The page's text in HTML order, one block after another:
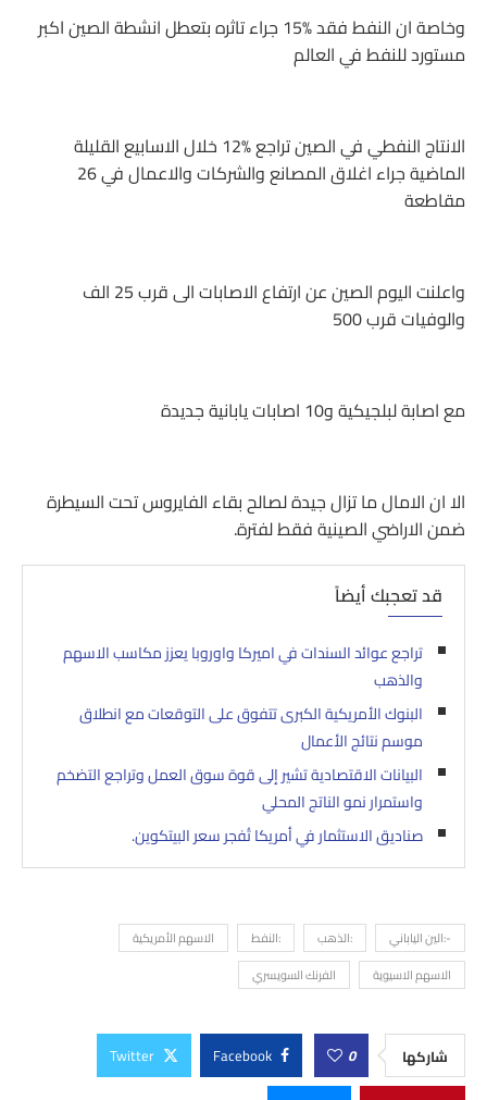
وخاصة ان النفط فقد 15‎%‎ جراء تاثره بتعطل انشطة الصين اكبر
مستورد للنفط في العالم
الانتاج النفطي في الصين تراجع 12‎%‎ خلال الاسابيع القليلة
الماضية جراء اغلاق المصانع والشركات والاعمال في 26
مقاطعة
واعلنت اليوم الصين عن ارتفاع الاصابات الى قرب 25 الف
والوفيات قرب 500
مع اصابة لبلجيكية و10 اصابات يابانية جديدة
الا ان الامال ما تزال جيدة لصالح بقاء الفايروس تحت السيطرة
ضمن الاراضي الصينية فقط لفترة.
قد تعجبك أيضاً
تراجع عوائد السندات في اميركا واوروبا يعزز مكاسب الاسهم
والذهب
البنوك الأمريكية الكبرى تتفوق على التوقعات مع انطلاق
موسم نتائج الأعمال
البيانات الاقتصادية تشير إلى قوة سوق العمل وتراجع التضخم
واستمرار نمو الناتج المحلي
صناديق الاستثمار في أمريكا تُفجر سعر البيتكوين.
-:الين الياباني :الذهب :النفط
الاسهم الأمريكية
الاسهم الاسيوية
الفرنك السويسري
شاركها 0
Facebook
Twitter